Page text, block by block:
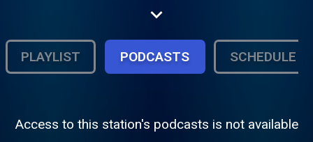
matinales feel good. Une programmation
vibrer ensemble au rythme des plus grands
tubes.
PLAYLIST PODCASTS SCHEDULE
Access to this station's podcasts is not available